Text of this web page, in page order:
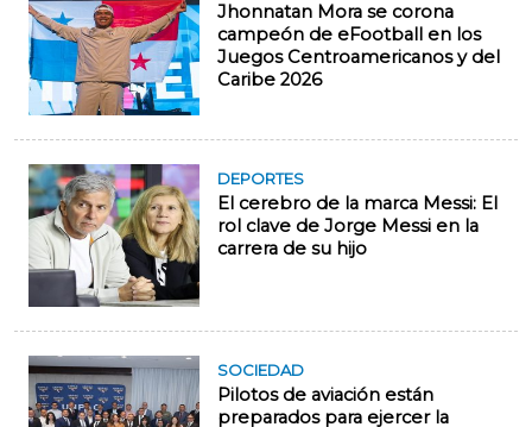
Jhonnatan Mora se corona
campeón de eFootball en los
Juegos Centroamericanos y del
Caribe 2026
DEPORTES
El cerebro de la marca Messi: El
rol clave de Jorge Messi en la
carrera de su hijo
SOCIEDAD
Pilotos de aviación están
preparados para ejercer la